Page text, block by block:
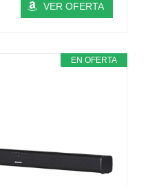
VER OFERTA
EN OFERTA